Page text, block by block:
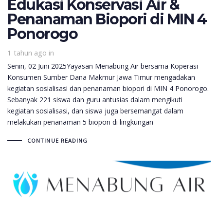
Edukasi Konservasi Air &
Penanaman Biopori di MIN 4
Ponorogo
1 tahun ago in
Senin, 02 Juni 2025Yayasan Menabung Air bersama Koperasi
Konsumen Sumber Dana Makmur Jawa Timur mengadakan
kegiatan sosialisasi dan penanaman biopori di MIN 4 Ponorogo.
Sebanyak 221 siswa dan guru antusias dalam mengikuti
kegiatan sosialisasi, dan siswa juga bersemangat dalam
melakukan penanaman 5 biopori di lingkungan
CONTINUE READING